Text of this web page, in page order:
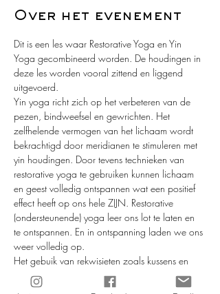
Over het evenement
Dit is een les waar Restorative Yoga en Yin
Yoga gecombineerd worden. De houdingen in
deze les worden vooral zittend en liggend
uitgevoerd.
Yin yoga richt zich op het verbeteren van de
pezen, bindweefsel en gewrichten. Het
zelfhelende vermogen van het lichaam wordt
bekrachtigd door meridianen te stimuleren met
yin houdingen. Door tevens technieken van
restorative yoga te gebruiken kunnen lichaam
en geest volledig ontspannen wat een positief
effect heeft op ons hele ZIJN. Restorative
(ondersteunende) yoga leer ons lot te laten en
te ontspannen. En in ontspanning laden we ons
weer volledig op.
Het gebuik van rekwisieten zoals kussens en
yoga-blokken helpen en ondersteunen het
lichaam in deze les.